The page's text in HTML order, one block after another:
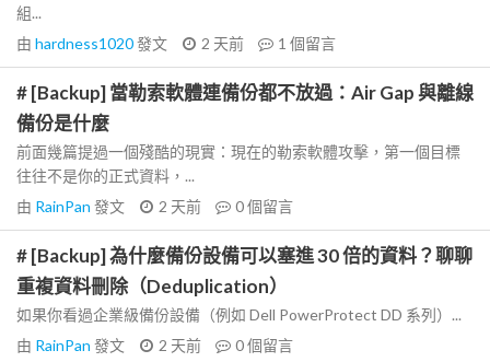
組...
由 hardness1020發文 2 天前 1 個留言
# [Backup] 當勒索軟體連備份都不放過：Air Gap 與離線
備份是什麼
前面幾篇提過一個殘酷的現實：現在的勒索軟體攻擊，第一個目標
往往不是你的正式資料，...
由 RainPan 發文 2 天前 0個留言
# [Backup] 為什麼備份設備可以塞進 30 倍的資料？聊聊
重複資料刪除（Deduplication）
如果你看過企業級備份設備（例如 Dell PowerProtect DD 系列）...
由 RainPan 發文 2 天前 0個留言